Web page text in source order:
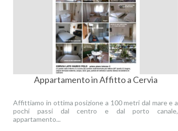
Appartamento in Affitto a Cervia
Affittiamo in ottima posizione a 100 metri dal mare e a
pochi passi dal centro e dal porto canale,
appartamento...